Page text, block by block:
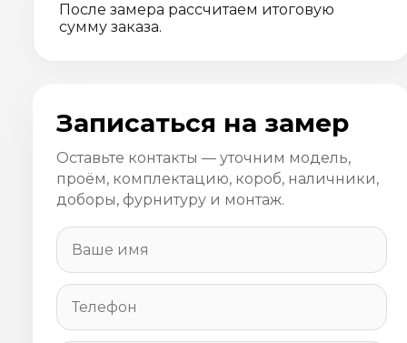
После замера рассчитаем итоговую
сумму заказа.
Записаться на замер
Оставьте контакты — уточним модель,
проём, комплектацию, короб, наличники,
доборы, фурнитуру и монтаж.